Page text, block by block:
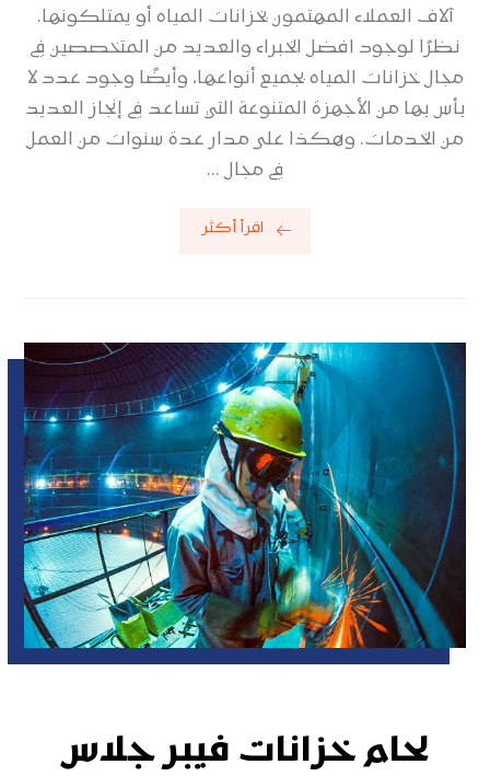
آلاف العملاء المهتمون بخزانات المياه أو يمتلكونها.
نظرًا لوجود افضل الخبراء والعديد من المتخصصين في
مجال خزانات المياه بجميع أنواعها، وأيضًا وجود عدد لا
بأس بها من الأجهزة المتنوعة التي تساعد في إنجاز العديد
من الخدمات. وهكذا على مدار عدة سنوات من العمل
في مجال ...
اقرأ أكثر
لحام خزانات فيبر جلاس